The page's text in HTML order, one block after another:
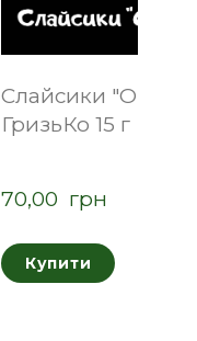
Слайсики
ГризьКо 15 г
70,00  грн
Купити